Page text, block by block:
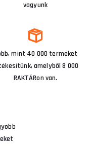
vagyunk
mint 40 000 terméket
amelyből 8 000
RAKTÁRon van.